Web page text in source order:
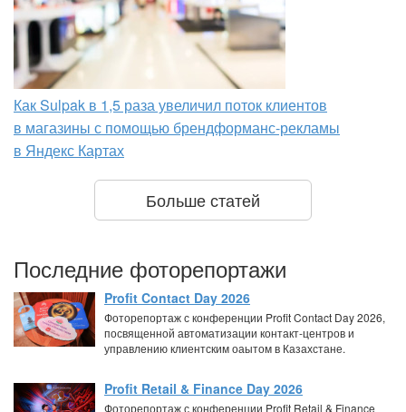
Как Sulpak в 1,5 раза увеличил поток клиентов
в магазины с помощью брендформанс-рекламы
в Яндекс Картах
Больше статей
Последние фоторепортажи
Profit Contact Day 2026
Фоторепортаж с конференции Profit Contact Day 2026,
посвященной автоматизации контакт-центров и
управлению клиентским оаытом в Казахстане.
Profit Retail & Finance Day 2026
Фоторепортаж с конференции Profit Retail & Finance